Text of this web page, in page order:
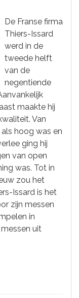
De Franse firma
Thiers-Issard
werd in de
tweede helft
van de
negentiende
maakte hij
Van
hoog was en
ging hij
van open
was. Tot in
zou het
Issard is het
zijn messen
in
uit